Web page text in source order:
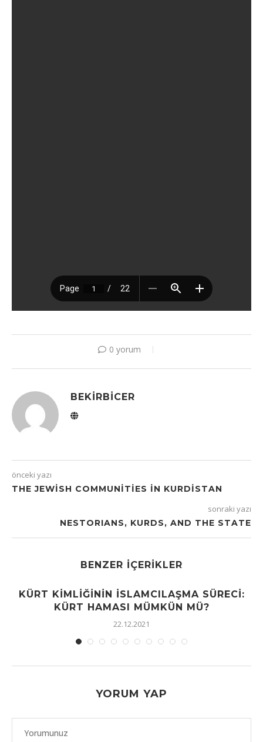
0 yorum
BEKIRBICER
önceki yazı
THE JEWISH COMMUNITIES IN KURDISTAN
sonraki yazı
NESTORIANS, KURDS, AND THE STATE
BENZER İÇERIKLER
KÜRT KIMLIĞININ İSLAMCILAŞMA SÜRECI:
KÜRT HAMASI MÜMKÜN MÜ?
22.12.2021
YORUM YAP